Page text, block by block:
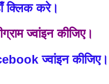
क्लिक करे।
ज्वांइन कीजिए।
ज्वांइन कीजिए।